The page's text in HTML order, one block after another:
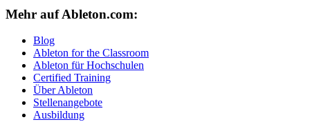
Mehr auf Ableton.com:
Blog
Ableton for the Classroom
Ableton für Hochschulen
Certified Training
Über Ableton
Stellenangebote
Ausbildung